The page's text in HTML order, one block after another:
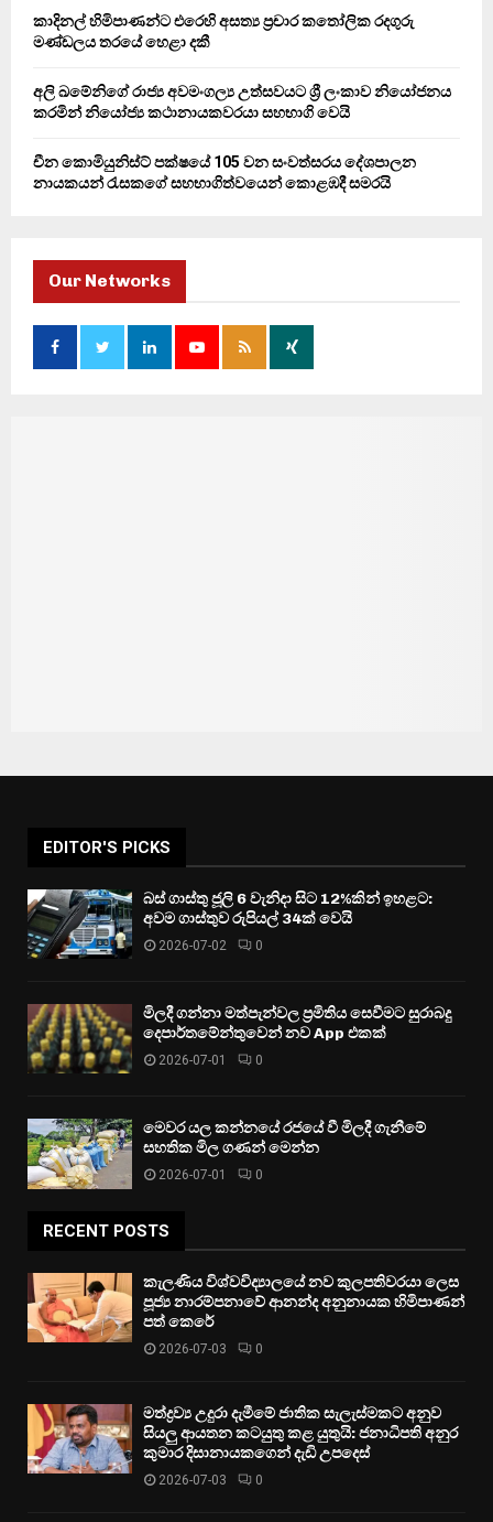
කාදිනල් හිමිපාණන්ට එරෙහි අසත්‍ය ප්‍රචාර කතෝලික රදගුරු
මණ්ඩලය තරයේ හෙළා දකී
අලි ඛමේනිගේ රාජ්‍ය අවමංගල්‍ය උත්සවයට ශ්‍රී ලංකාව නියෝජනය
කරමින් නියෝජ්‍ය කථානායකවරයා සහභාගි වෙයි
චීන කොමියුනිස්ට් පක්ෂයේ 105 වන සංවත්සරය දේශපාලන
නායකයන් රැසකගේ සහභාගිත්වයෙන් කොළඹදී සමරයි
Our Networks
EDITOR'S PICKS
බස් ගාස්තු ජූලි 6 වැනිදා සිට 12%කින් ඉහළට:
අවම ගාස්තුව රුපියල් 34ක් වෙයි
2026-07-02 0
මිලදී ගන්නා මත්පැන්වල ප්‍රමිතිය සෙවීමට සුරාබදු
දෙපාර්තමේන්තුවෙන් නව App එකක්
2026-07-01 0
මෙවර යල කන්නයේ රජයේ වී මිලදී ගැනීමේ
සහතික මිල ගණන් මෙන්න
2026-07-01 0
RECENT POSTS
කැලණිය විශ්වවිද්‍යාලයේ නව කුලපතිවරයා ලෙස
පූජ්‍ය නාරම්පනාවේ ආනන්ද අනුනායක හිමිපාණන්
පත් කෙරේ
2026-07-03 0
මත්ද්‍රව්‍ය උදුරා දැමීමේ ජාතික සැලැස්මකට අනුව
සියලු ආයතන කටයුතු කළ යුතුයි: ජනාධිපති අනුර
කුමාර දිසානායකගෙන් දැඩි උපදෙස්
2026-07-03 0